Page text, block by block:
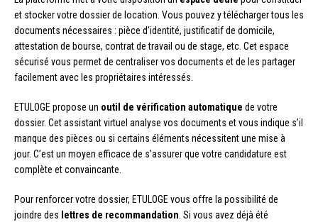
et stocker votre dossier de location. Vous pouvez y télécharger tous les
documents nécessaires : pièce d’identité, justificatif de domicile,
attestation de bourse, contrat de travail ou de stage, etc. Cet espace
sécurisé vous permet de centraliser vos documents et de les partager
facilement avec les propriétaires intéressés.
ETULOGE propose un outil de vérification automatique de votre
dossier. Cet assistant virtuel analyse vos documents et vous indique s’il
manque des pièces ou si certains éléments nécessitent une mise à
jour. C’est un moyen efficace de s’assurer que votre candidature est
complète et convaincante.
Pour renforcer votre dossier, ETULOGE vous offre la possibilité de
joindre des lettres de recommandation. Si vous avez déjà été